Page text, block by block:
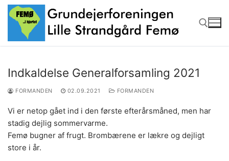
Spring
indhold
Indkaldelse Generalforsamling 2021
FORMANDEN 02.09.2021 FORMANDEN
Vi er netop gået ind i den første efterårsmåned, men har
stadig dejlig sommervarme.
Femø bugner af frugt. Brombærene er lækre og dejligt
store i år.